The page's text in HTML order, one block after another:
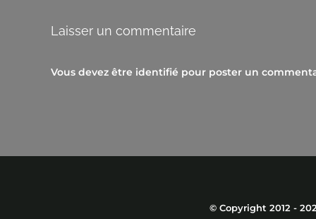
Laisser un commentaire
Vous devez être identifié pour poster un
© Copyright 2012 -